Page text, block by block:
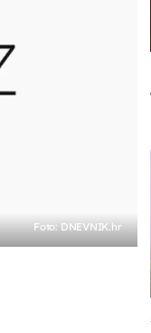
Foto: DNEVNIK.hr